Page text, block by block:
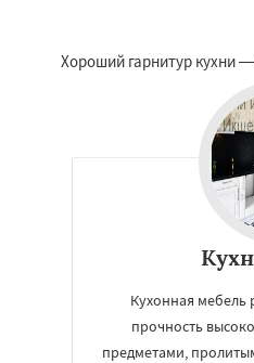
Хороший гарнитур кухни
Кухонная мебель
прочность
предметами,